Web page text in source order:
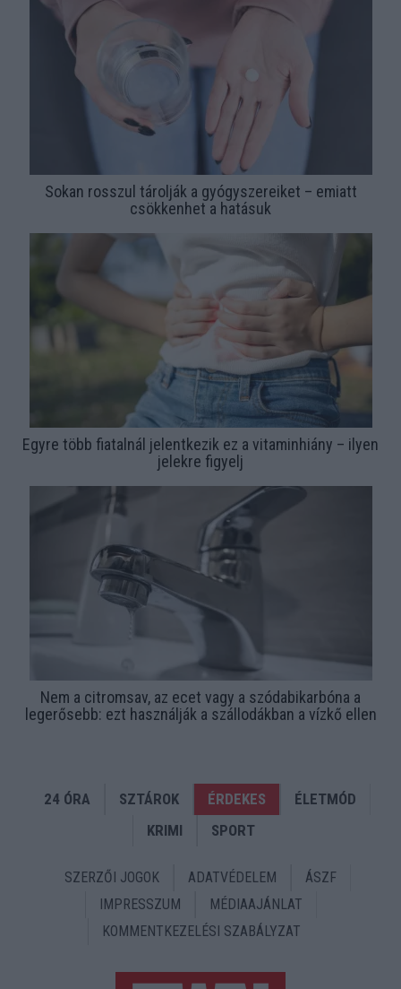
Sokan rosszul tárolják a gyógyszereiket – emiatt
csökkenhet a hatásuk
Egyre több fiatalnál jelentkezik ez a vitaminhiány – ilyen
jelekre figyelj
Nem a citromsav, az ecet vagy a szódabikarbóna a
legerősebb: ezt használják a szállodákban a vízkő ellen
24 ÓRA SZTÁROK ÉRDEKES
ÉLETMÓD
KRIMI
SPORT
SZERZŐI JOGOK ADATVÉDELEM
ÁSZF
IMPRESSZUM
MÉDIAAJÁNLAT
KOMMENTKEZELÉSI SZABÁLYZAT